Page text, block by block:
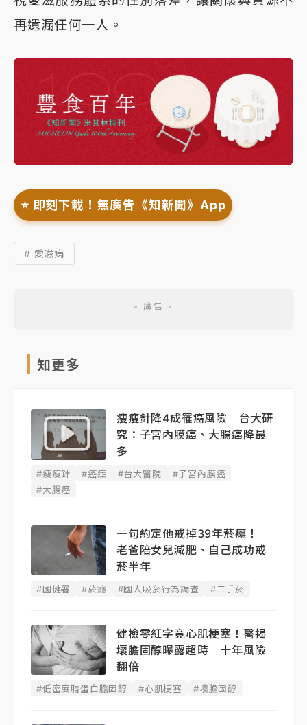
再遺漏任何一人。
⭐️ 即刻下載！無廣告《知新聞》App
# 愛滋病
知更多
瘦瘦針降4成罹癌風險 台大研
究：子宮內膜癌、大腸癌降最
多
#瘦瘦針 #癌症 #台大醫院
#子宮內膜癌
#大腸癌
一句約定他戒掉39年菸癮！
老爸陪女兒減肥、自己成功戒
菸半年
#國健署 #菸癮 #國人吸菸行為調查 #二手菸
健檢零紅字竟心肌梗塞！醫揭
壞膽固醇曝露超時 十年風險
翻倍
#低密度脂蛋白膽固醇 #心肌梗塞 #壞膽固醇